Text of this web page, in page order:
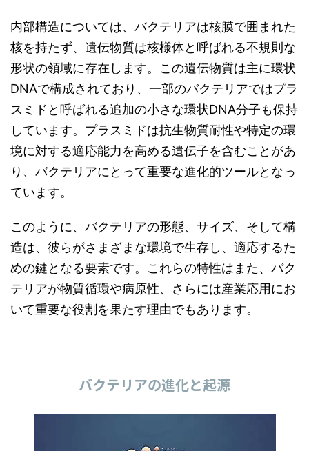
内部構造については、バクテリアは核膜で囲まれた
核を持たず、遺伝物質は核様体と呼ばれる不規則な
形状の領域に存在します。この遺伝物質は主に環状
DNAで構成されており、一部のバクテリアではプラ
スミドと呼ばれる追加の小さな環状DNA分子も保持
しています。プラスミドは抗生物質耐性や特定の環
境に対する適応能力を高める遺伝子を含むことがあ
り、バクテリアにとって重要な進化的ツールとなっ
ています。
このように、バクテリアの形態、サイズ、そして構
造は、彼らがさまざまな環境で生存し、適応するた
めの鍵となる要素です。これらの特性はまた、バク
テリアが物質循環や病原性、さらには産業応用にお
いて重要な役割を果たす理由でもあります。
バクテリアの進化と起源